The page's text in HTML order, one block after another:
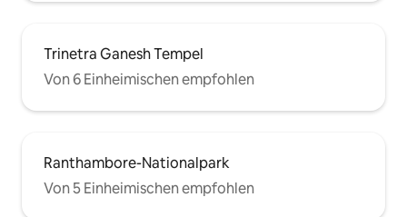
Trinetra Ganesh Tempel
Von 6 Einheimischen empfohlen
Ranthambore-Nationalpark
Von 5 Einheimischen empfohlen